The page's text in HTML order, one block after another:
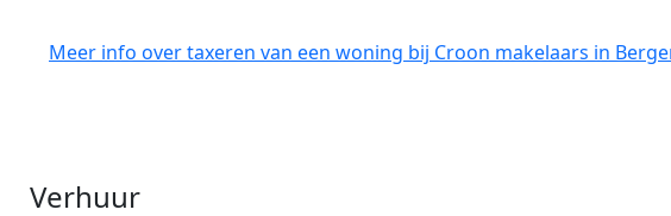
Meer info over taxeren van een woning bij Croon makelaars in
Verhuur